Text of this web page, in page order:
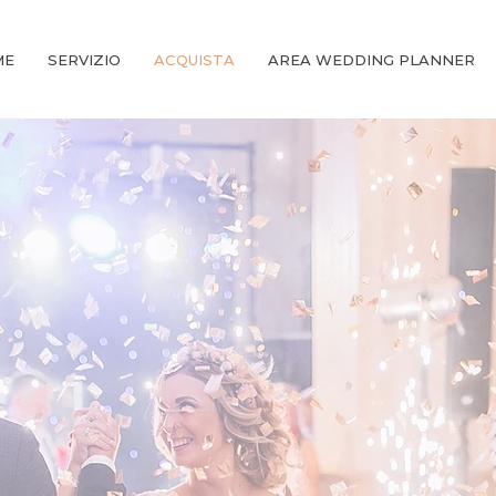
SERVIZIO ACQUISTA AREA WEDDING PLANNER